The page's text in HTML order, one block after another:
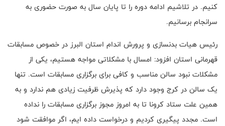
کنیم. در تلاشیم ادامه دوره را تا پایان سال به صورت حضوری به
سرانجام برسانیم.
رئیس هیات بدنسازی و پرورش اندام استان البرز در خصوص مسابقات
قهرمانی استان افزود: امسال با مشکلاتی مواجه هستیم، یکی از
مشکلات نبود سالن مناسب و کافی برای برگزاری مسابقات است. تنها
یک سالن در کرج وجود دارد که پذیرش ظرفیت زیادی هم ندارد و به
همین علت ستاد کرونا تا به امروز مجوز برگزاری مسابقات را نداده
است. مجدد پیگیری کردیم و درخواست داده ایم، اگر موافقت شود